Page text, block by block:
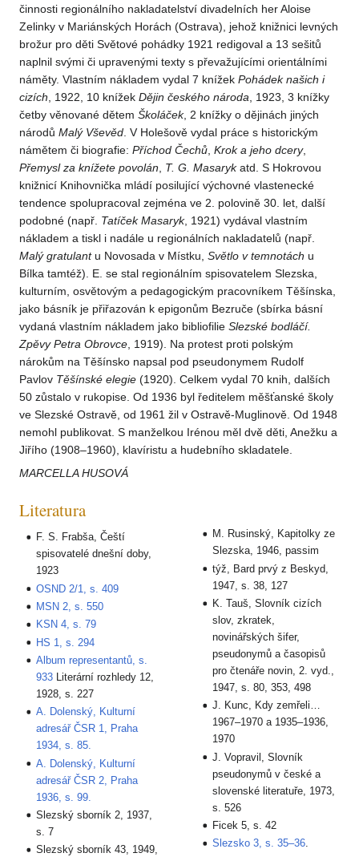
činnosti regionálního nakladatelství divadelních her Aloise
Zelinky v Mariánských Horách (Ostrava), jehož knižnici levných
brožur pro děti Světové pohádky 1921 redigoval a 13 sešitů
naplnil svými či upravenými texty s převažujícími orientálními
náměty. Vlastním nákladem vydal 7 knížek Pohádek našich i
cizích , 1922, 10 knížek Dějin českého národa , 1923, 3 knížky
četby věnované dětem Školáček, 2 knížky o dějinách jiných
národů Malý Vševěd . V Holešově vydal práce s historickým
námětem či biografie: Příchod Čechů Krok a jeho dcery,
Přemysl za knížete povolán
T. G. Masarykatd. S Hokrovou
knižnicí Knihovnička mládí posilující výchovné vlastenecké
tendence spolupracoval zejména ve 2. polovině 30. let, další
podobné (např. Tatíček Masaryk, 1921) vydával vlastním
nákladem a tiskl i nadále u regionálních nakladatelů (např.
Malý gratulantu Novosada v Místku, Světlo v temnotách u
Bílka tamtéž). E. se stal regionálním spisovatelem Slezska,
kulturním, osvětovým a pedagogickým pracovníkem Těšínska,
jako básník je přiřazován k epigonům Bezruče (sbírka básní
vydaná vlastním nákladem jako bibliofilie Slezské bodláčí.
Zpěvy Petra Obrovce , 1919). Na protest proti polským
nárokům na Těšínsko napsal pod pseudonymem Rudolf
Pavlov Těšínské elegie (1920). Celkem vydal 70 knih, dalších
50 zůstalo v rukopise. Od 1936 byl ředitelem měšťanské školy
ve Slezské Ostravě, od 1961 žil v Ostravě-Muglinově. Od 1948
nemohl publikovat. S manželkou Irénou měl dvě děti, Anežku a
Jiřího (1908–1960), klavíristu a hudebního skladatele.
MARCELLA HUSOVÁ
Literatura
F. S. Frabša, Čeští
spisovatelé dnešní doby,
1923
OSND 2/1, s. 409
MSN 2, s. 550
KSN 4, s. 79
HS 1, s. 294
Album representantů, s.
933 Literární rozhledy 12,
1928, s. 227
A. Dolenský, Kulturní
adresář ČSR 1, Praha
1934, s. 85.
A. Dolenský, Kulturní
adresář ČSR 2, Praha
1936, s. 99.
Slezský sborník 2, 1937,
s. 7
Slezský sborník 43, 1949,
M. Rusinský, Kapitolky ze
Slezska, 1946, passim
týž, Bard prvý z Beskyd,
1947, s. 38, 127
K. Tauš, Slovník cizích
slov, zkratek,
novinářských šifer,
pseudonymů a časopisů
pro čtenáře novin, 2. vyd.,
1947, s. 80, 353, 498
J. Kunc, Kdy zemřeli…
1967–1970 a 1935–1936,
1970
J. Vopravil, Slovník
pseudonymů v české a
slovenské literatuře, 1973,
s. 526
Ficek 5, s. 42
Slezsko 3, s. 35–36.